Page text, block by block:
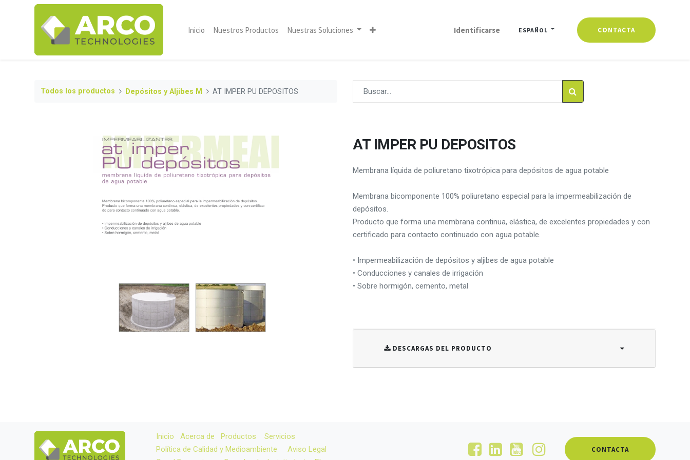
Inicio Nuestros Productos Nuestras Soluciones Identificarse ESPAÑOL CONTACTA
Todos los productos Depósitos y Aljibes M AT IMPER PU DEPOSITOS
AT IMPER PU DEPOSITOS
Membrana líquida de poliuretano tixotrópica para depósitos de agua potable
Membrana bicomponente 100% poliuretano especial para la impermeabilización de
depósitos.
Producto que forma una membrana continua, elástica, de excelentes propiedades y con
certificado para contacto continuado con agua potable.
• Impermeabilización de depósitos y aljibes de agua potable
• Conducciones y canales de irrigación
• Sobre hormigón, cemento, metal
DESCARGAS DEL PRODUCTO
Inicio Acerca de Productos
Servicios
Política de Calidad y Medioambiente
Aviso Legal
CONTACTA